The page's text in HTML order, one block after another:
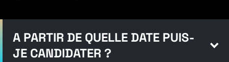
A PARTIR DE QUELLE DATE PUIS-
JE CANDIDATER ?